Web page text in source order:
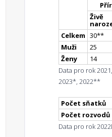
Živě
Celkem 30**
Muži
25
Ženy
14
Data pro rok
2023*, 2022**
Počet sňatků
Počet rozvodů
Data pro rok 2022